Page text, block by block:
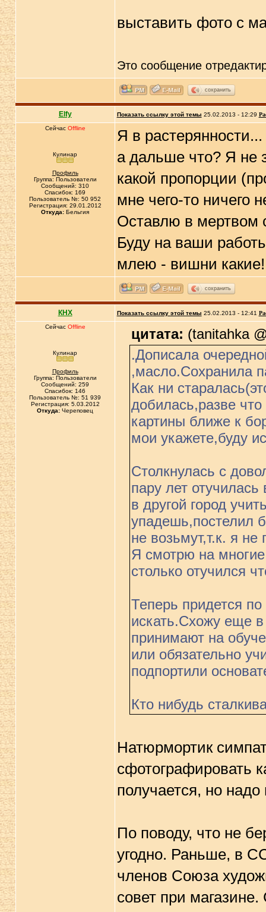
выставить фото с
Это сообщение
сохранить
Elfy Показать ссылку этой темы 25.02.2013 - 12:29
Сейчас Offline
Кулинар
Профиль
Группа: Пользователи
Сообщений: 310
Спасибок: 169
Пользователь №: 50 952
Регистрация: 29.01.2012
Откуда: Бельгия
Я в
а дальше что? Я не
какой пропорции
мне чего-то ничего
Оставлю в мертвом
Буду на ваши
млею - вишни
сохранить
КНХ Показать ссылку этой темы 25.02.2013 - 12:41
Сейчас Offline
Кулинар
Профиль
Группа: Пользователи
Сообщений: 259
Спасибок: 146
Пользователь №: 51 939
Регистрация: 5.03.2012
Откуда: Череповец
цитата: (tanitahka
.Дописала
,масло.Сохранила
Как ни
добилась,разве
картины ближе к
мои укажете,буду
Столкнулась с
пару лет
в другой город
упадешь,постелил
не возьмут,т.к. я
Я смотрю на
столько отучился
Теперь придется
искать.Схожу еще
принимают на
или обязательно
подпортили
Кто нибудь
Натюрмортик
сфотографировать
получается, но надо
По поводу, что не
угодно. Раньше, в
членов Союза
совет при